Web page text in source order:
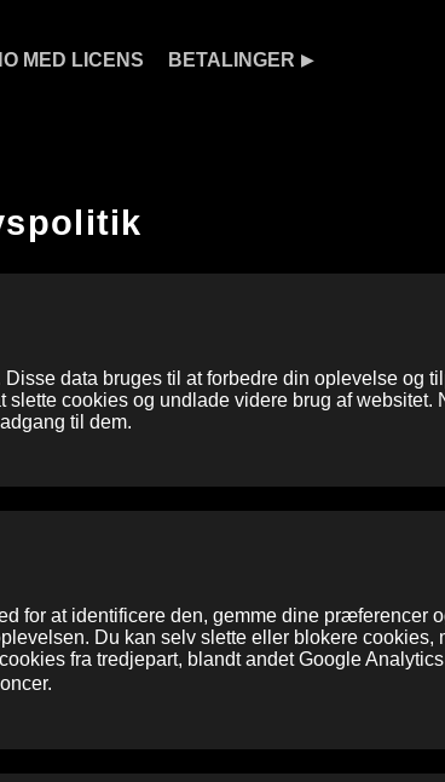
MED LICENS BETALINGER
data bruges til at forbedre din oplevelse og
cookies og undlade videre brug af websitet.
til dem.
for at identificere den, gemme dine præferencer
Du kan selv slette eller blokere cookies,
fra tredjepart, blandt andet Google